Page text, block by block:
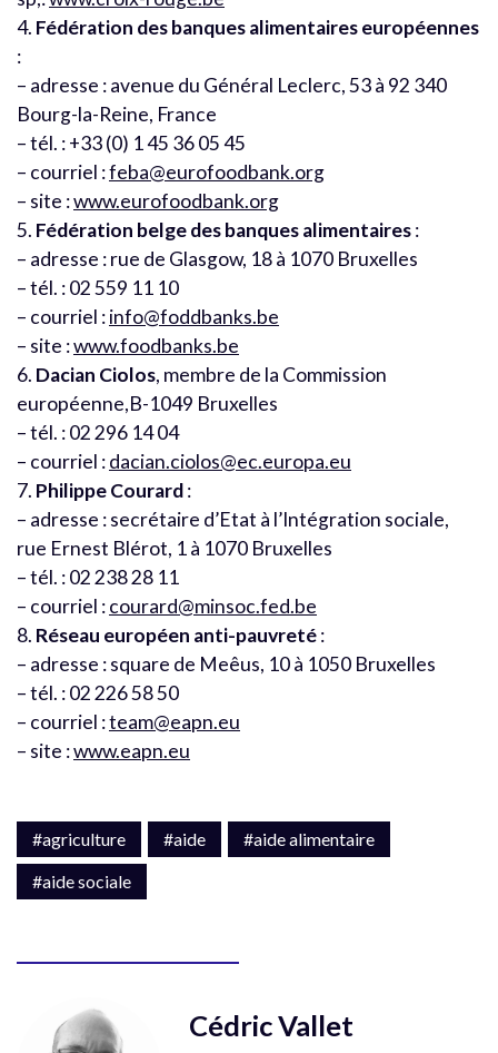
4. Fédération des banques alimentaires européennes
:
– adresse : avenue du Général Leclerc, 53 à 92 340
Bourg-la-Reine, France
– tél. : +33 (0) 1 45 36 05 45
– courriel :feba@eurofoodbank.org
– site :www.eurofoodbank.org
5. Fédération belge des banques alimentaires:
– adresse : rue de Glasgow, 18 à 1070 Bruxelles
– tél. : 02 559 11 10
– courriel :info@foddbanks.be
– site :www.foodbanks.be
6. Dacian Ciolos, membre de la Commission
européenne,B-1049 Bruxelles
– tél. : 02 296 14 04
– courriel :dacian.ciolos@ec.europa.eu
7. Philippe Courard:
– adresse : secrétaire d’Etat à l’Intégration sociale,
rue Ernest Blérot, 1 à 1070 Bruxelles
– tél. : 02 238 28 11
– courriel :courard@minsoc.fed.be
8. Réseau européen anti-pauvreté:
– adresse : square de Meêus, 10 à 1050 Bruxelles
– tél. : 02 226 58 50
– courriel :team@eapn.eu
– site :www.eapn.eu
#agriculture #aide
#aide alimentaire
#aide sociale
Cédric Vallet